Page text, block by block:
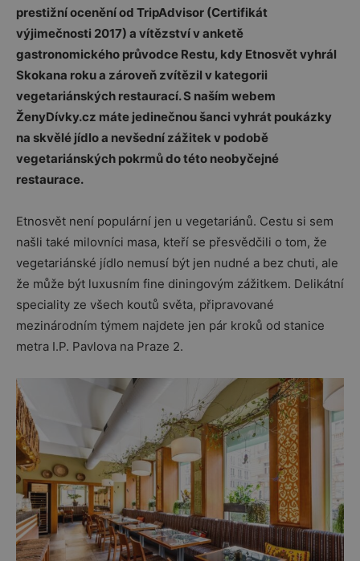
prestižní ocenění od TripAdvisor (Certifikát
výjimečnosti 2017) a vítězství v anketě
gastronomického průvodce Restu, kdy Etnosvět vyhrál
Skokana roku a zároveň zvítězil v kategorii
vegetariánských restaurací. S naším webem
ŽenyDívky.cz máte jedinečnou šanci vyhrát poukázky
na skvělé jídlo a nevšední zážitek v podobě
vegetariánských pokrmů do této neobyčejné
restaurace.
Etnosvět není populární jen u vegetariánů. Cestu si sem
našli také milovníci masa, kteří se přesvědčili o tom, že
vegetariánské jídlo nemusí být jen nudné a bez chuti, ale
že může být luxusním fine diningovým zážitkem. Delikátní
speciality ze všech koutů světa, připravované
mezinárodním týmem najdete jen pár kroků od stanice
metra I.P. Pavlova na Praze 2.